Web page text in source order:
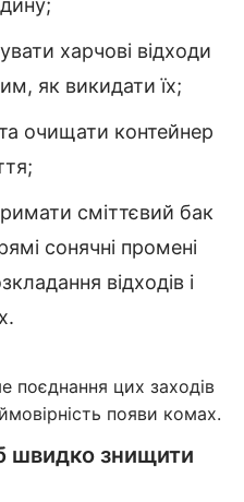
харчові відходи
як викидати їх;
очищати контейнер
сміттєвий бак
сонячні промені
відходів і
цих заходів
появи комах.
швидко знищити